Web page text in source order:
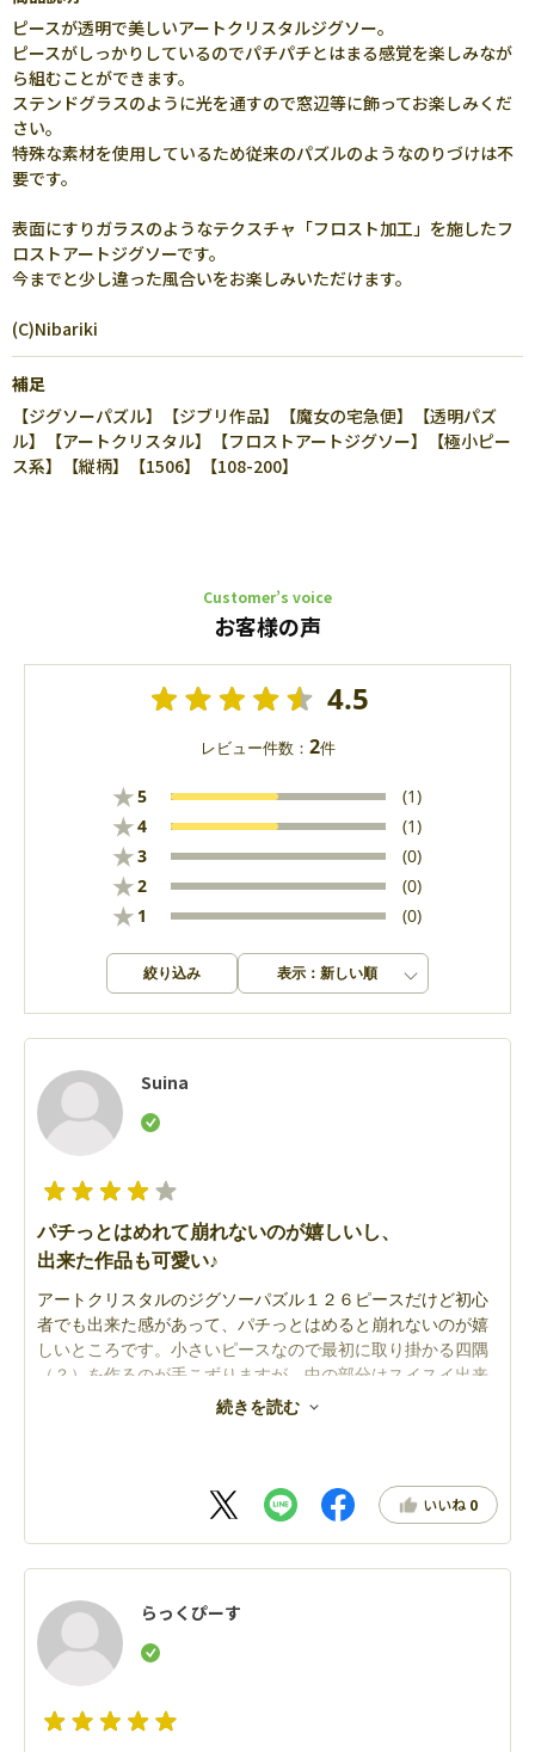
ピースが透明で美しいアートクリスタルジグソー。
ピースがしっかりしているのでパチパチとはまる感覚を楽しみなが
ら組むことができます。
ステンドグラスのように光を通すので窓辺等に飾ってお楽しみくだ
さい。
特殊な素材を使用しているため従来のパズルのようなのりづけは不
要です。
表面にすりガラスのようなテクスチャ「フロスト加工」を施したフ
ロストアートジグソーです。
今までと少し違った風合いをお楽しみいただけます。
(C)Nibariki
補足
【ジグソーパズル】【ジブリ作品】【魔女の宅急便】【透明パズ
ル】【アートクリスタル】【フロストアートジグソー】【極小ピー
ス系】【縦柄】【1506】【108-200】
Customer’s voice
お客様の声
4.5
レビュー件数： 2件
★5 (1)
★4 (1)
★3 (0)
★2 (0)
★ 1 (0)
絞り込み 表示：新しい順
Suina
パチっとはめれて崩れないのが嬉しいし、
出来た作品も可愛い♪
アートクリスタルのジグソーパズル１２６ピースだけど初心
者でも出来た感があって、パチっとはめると崩れないのが嬉
しいところです。小さいピースなので最初に取り掛かる四隅
（？）を作るのが手こずりますが、中の部分はスイスイ出来
最後にピースをはめ出来上がったものを見てワァー可愛い！
続きを読む
いいね 0
らっくぴーす